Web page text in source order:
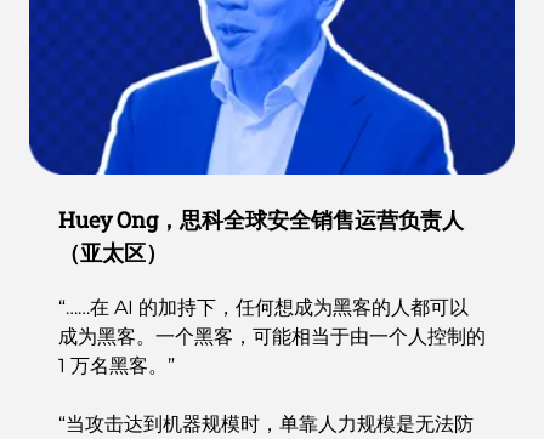
Huey Ong，思科全球安全销售运营负责人
（亚太区）
“……在 AI 的加持下，任何想成为黑客的人都可以
成为黑客。一个黑客，可能相当于由一个人控制的
1 万名黑客。”
“当攻击达到机器规模时，单靠人力规模是无法防